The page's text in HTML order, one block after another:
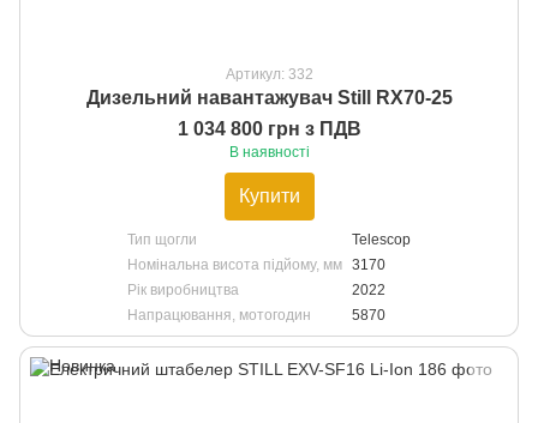
Артикул: 332
Дизельний навантажувач Still RX70-25
1 034 800 грн з ПДВ
В наявності
Купити
Тип щогли
Telescop
Номінальна висота підйому, мм 3170
Рік виробництва
2022
Напрацювання, мотогодин
5870